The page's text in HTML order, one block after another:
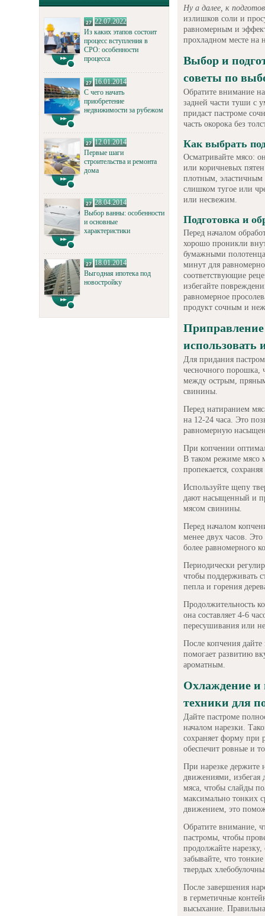
22.07.2022
Из каких этапов состоит
процесс вступления в
СРО: особенности
процесса
16.01.2014
С чего начать
приобретение
недвижимости за рубежом
12.01.2014
Первые шаги
строительства и ремонта
дома
28.04.2014
Выбор ванны: особенности
и основные
характеристики
18.01.2014
Выгодная ипотека под
новостройку
Ну а далее, к
излишков соли и
равномерным и
прохладном месте на
Выбор и
советы по
Обратите внимание
задней части туши с
придаст пастроме
часть окорока без
Как выбрать
Осматривайте мясо:
или коричневых
плотным,
слишком тугое или
или несвежим.
Подготовка и
Перед началом
хорошо проникли
бумажными
минут для
соответствующие
избегайте
равномерное
продукт сочным и
использовать
Для придания
чесночного порошка,
между острым,
свинины.
Перед натиранием
на 12-24 часа. Это
равномерную
При копчении
В таком режиме мясо
пропекается,
Используйте щепу
дают насыщенный и
мясом свинины.
Перед началом
менее двух часов.
более равномерного
Периодически
чтобы поддерживать
пепла и горения
Продолжительность
она составляет 4-6
пересушивания или
После копчения
помогает развитию
ароматным.
Охлаждение и
техники для
Дайте пастроме
началом нарезки.
сохраняет форму при
обеспечит ровные и
При нарезке держите
движениями, избегая
мяса, чтобы слайды
максимально тонких
движением, это
Обратите внимание,
пастромы, чтобы
продолжайте
забывайте, что
твердых
После завершения
в герметичные
высыхание.